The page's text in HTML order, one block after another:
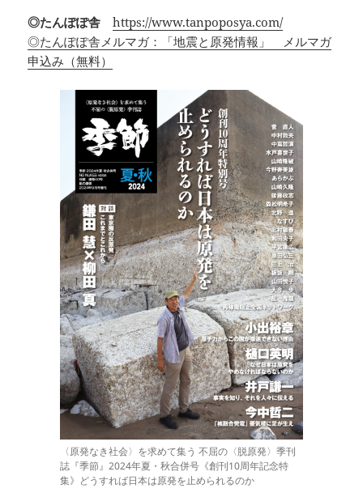
◎たんぽぽ舎
https://www.tanpoposya.com/
◎たんぽぽ舎メルマガ：「地震と原発情報」 メルマガ
申込み（無料）
〈原発なき社会〉を求めて集う 不屈の〈脱原発〉季刊
誌『季節』2024年夏・秋合併号《創刊10周年記念特
集》どうすれば日本は原発を止められるのか